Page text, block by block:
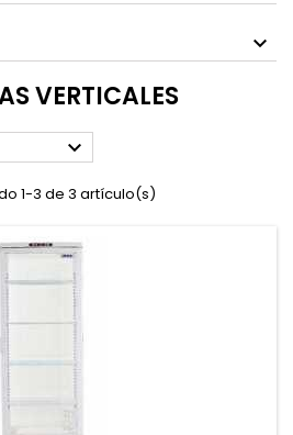
VERTICALES

1-3 de 3 artículo(s)